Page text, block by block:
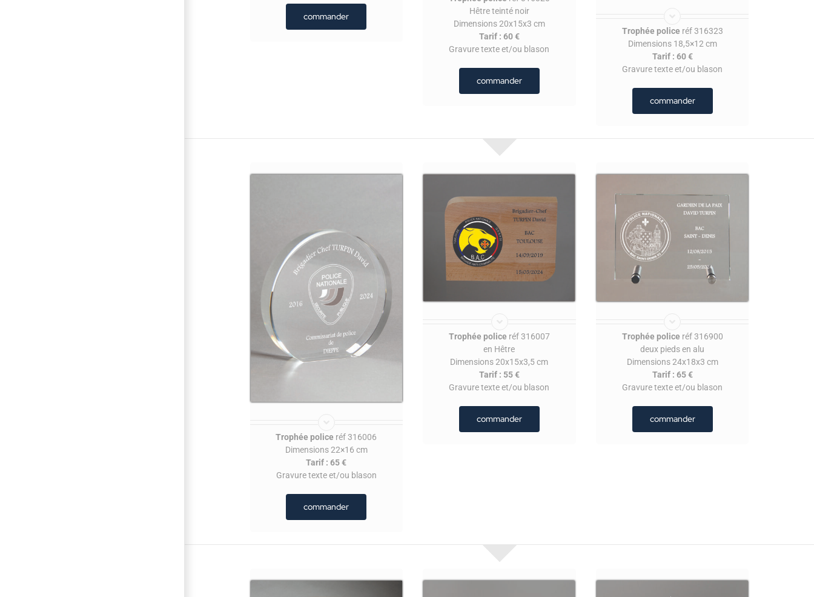
commander
Hêtre teinté noir
Dimensions 20x15x3 cm
Tarif : 60 €
Gravure texte et/ou blason
commander
Trophée police réf 316323
Dimensions 18,5×12 cm
Tarif : 60 €
Gravure texte et/ou blason
commander
Trophée police réf 316006
Dimensions 22×16 cm
Tarif : 65 €
Gravure texte et/ou blason
commander
Trophée police réf 316007
en Hêtre
Dimensions 20x15x3,5 cm
Tarif : 55 €
Gravure texte et/ou blason
commander
Trophée police réf 316900
deux pieds en alu
Dimensions 24x18x3 cm
Tarif : 65 €
Gravure texte et/ou blason
commander